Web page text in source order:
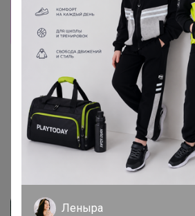
Артемида
Бронзовый организатор
13 декабря, 2024 20:06
Леныра